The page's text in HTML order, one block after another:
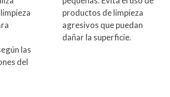
las
del
productos de limpieza
agresivos que puedan
dañar la superficie.